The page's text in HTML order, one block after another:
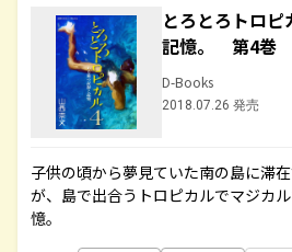
とろとろトロ
記憶。 第4巻
D-Books
2018.07.26 発売
子供の頃から夢見ていた南の島に滞
が、島で出合うトロピカルでマジカ
憶。